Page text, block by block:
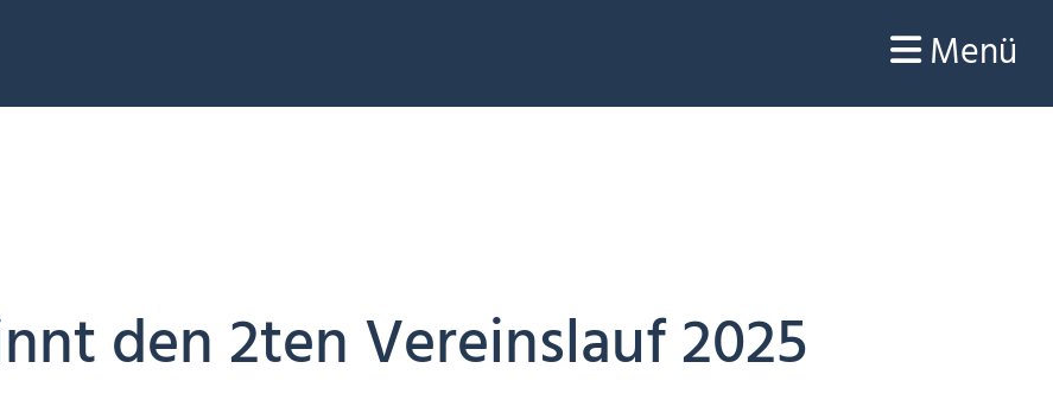
Menü
den 2ten Vereinslauf 2025